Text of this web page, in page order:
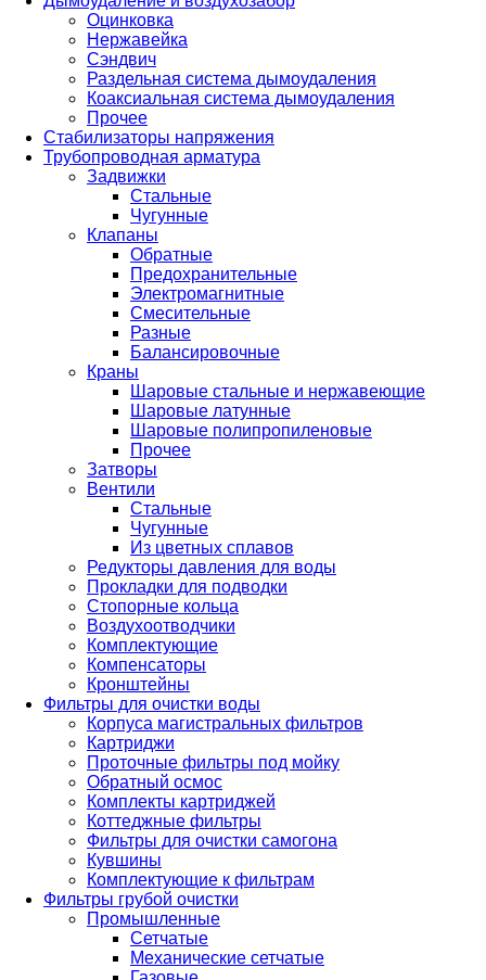
Оцинковка
Нержавейка
Сэндвич
Раздельная система дымоудаления
Коаксиальная система дымоудаления
Прочее
Стабилизаторы напряжения
Трубопроводная арматура
Задвижки
Стальные
Чугунные
Клапаны
Обратные
Предохранительные
Электромагнитные
Смесительные
Разные
Балансировочные
Краны
Шаровые стальные и нержавеющие
Шаровые латунные
Шаровые полипропиленовые
Прочее
Затворы
Вентили
Стальные
Чугунные
Из цветных сплавов
Редукторы давления для воды
Прокладки для подводки
Стопорные кольца
Воздухоотводчики
Комплектующие
Компенсаторы
Кронштейны
Фильтры для очистки воды
Корпуса магистральных фильтров
Картриджи
Проточные фильтры под мойку
Обратный осмос
Комплекты картриджей
Коттеджные фильтры
Фильтры для очистки самогона
Кувшины
Комплектующие к фильтрам
Фильтры грубой очистки
Промышленные
Сетчатые
Механические сетчатые